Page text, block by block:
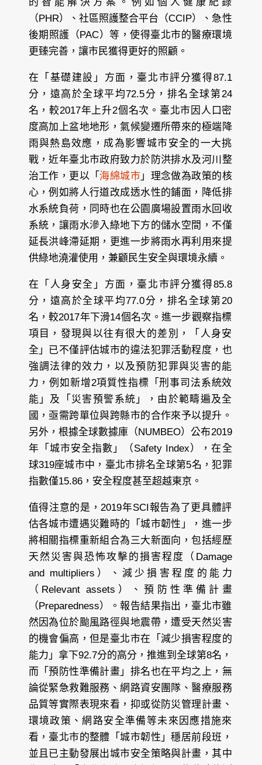
（PHR）、社區照護整合平台（CCIP）、急性
後期照護（PAC）等，使得臺北市的醫療環境
更臻完善，讓市民獲得更好的照顧。
在「基礎建設」方面，臺北市評分獲得87.1
分，遠高於全球平均72.5分，排名全球第24
名，較2017年上升2個名次。臺北市因人口密
度高加上盆地地形，氣候變遷所帶來的極端降
雨與熱島效應，成為影響城市安全的一大挑
戰，近年臺北市政府致力於防洪排水及河川整
治工作，更以「 海綿城市 」理念做為政策的核
心，例如將人行道改成透水性的鋪面，降低排
水系統負荷，同時也在公園廣場設置雨水回收
系統，讓雨水滲入綠地下方的儲水空間，不僅
延長洪峰滯延期，更進一步將雨水再利用來提
供綠地澆灌使用，兼顧民生安全與環境永續。
在「人身安全」方面，臺北市評分獲得85.8
分，遠高於全球平均77.0分，排名全球第20
名，較2017年下滑14個名次。進一步觀察指標
項目，發現與以往有很大的差別，「人身安
全」已不僅評估城市的違法犯罪活動程度，也
強調法律的效力，以及預防犯罪與災害的能
力，例如新增2項質性指標「刑事司法系統效
能」及「災害預警系統」，由於範疇遍及全
國，亟需跨單位與跨縣市的合作來予以提升。
另外，根據全球數據庫（NUMBEO）公布2019
年「城市安全指數」（Safety Index），在全
球319座城市中，臺北市排名全球第5名，犯罪
指數僅15.86，安全程度甚至超越東京。
值得注意的是，2019年SCI報告為了更具體評
估各城市遭遇災難時的「城市韌性」，進一步
將相關指標重新組合為三大新面向，包括經歷
天然災害與恐怖攻擊的損害程度（Damage
and multipliers）、減少損害程度的能力
（Relevant assets）、預防性準備計畫
（Preparedness）。報告結果指出，臺北市雖
然因為位於颱風路徑與地震帶，遭受天然災害
的機會偏高，但是臺北市在「減少損害程度的
能力」拿下92.7分的高分，推進到全球第8名，
而「預防性準備計畫」排名也在平均之上，無
論從緊急救難服務、網路資安團隊、醫療服務
品質等實際表現來看，抑或從防災管理計畫、
環境政策、網路安全準備等未來因應措施來
看，臺北市的整體「城市韌性」穩居前段班，
並且已主動發展出城市安全策略與計畫，其中